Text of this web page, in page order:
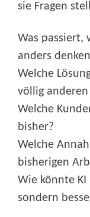
sie Fragen
Was passiert,
anders
Welche
völlig anderen
Welche
bisher?
Welche
bisherigen
Wie könnte
sondern